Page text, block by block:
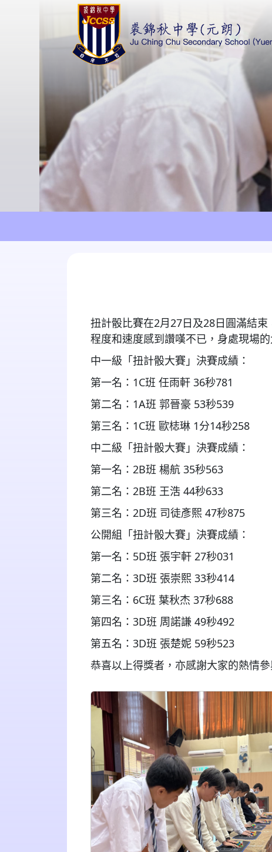
扭計骰比賽在2月27日及28日圓滿結
程度和速度感到讚嘆不已，身處現場
中一級「扭計骰大賽」決賽成績：
第一名： 1C班 任雨軒 36秒781
第二名： 1A班 郭晉豪 53秒539
第三名： 1C班 歐梽琳 1分14秒258
中二級「扭計骰大賽」決賽成績：
第一名： 2B班 楊航 35秒563
第二名： 2B班 王浩 44秒633
第三名： 2D班 司徒彥熙 47秒875
公開組「扭計骰大賽」決賽成績：
第一名： 5D班 張宇軒 27秒031
第二名： 3D班 張崇熙 33秒414
第三名： 6C班 葉秋杰 37秒688
第四名： 3D班 周諾謙 49秒492
第五名： 3D班 張楚妮 59秒523
恭喜以上得獎者，亦感謝大家的熱情